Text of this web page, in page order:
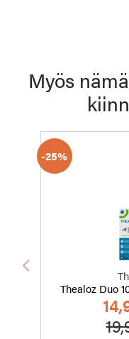
Myös
-25%
Thealoz Duo
Edellinen